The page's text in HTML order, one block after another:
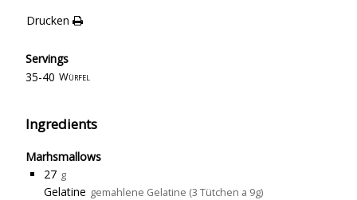
Drucken
Servings
35-40 Würfel
Ingredients
Marhsmallows
27 g
Gelatine gemahlene Gelatine (3 Tütchen a 9g)